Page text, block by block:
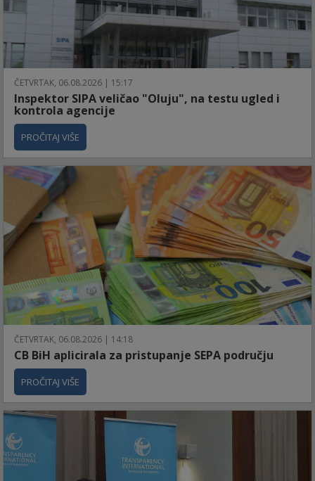
ČETVRTAK, 06.08.2026 | 15:17
Inspektor SIPA veličao "Oluju", na testu ugled i
kontrola agencije
PROČITAJ VIŠE
ČETVRTAK, 06.08.2026 | 14:18
CB BiH aplicirala za pristupanje SEPA području
PROČITAJ VIŠE